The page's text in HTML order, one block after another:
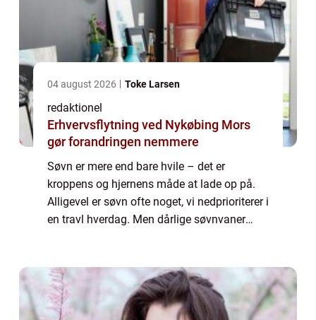
04 august 2026 Toke Larsen
redaktionel
Erhvervsflytning ved Nykøbing Mors
gør forandringen nemmere
Søvn er mere end bare hvile – det er
kroppens og hjernens måde at lade op på.
Alligevel er søvn ofte noget, vi nedprioriterer i
en travl hverdag. Men dårlige søvnvaner